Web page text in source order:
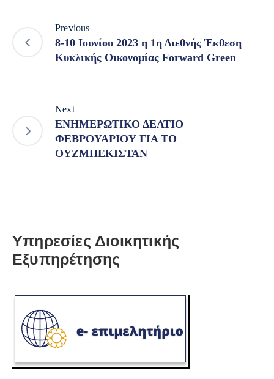
Previous
8-10 Ιουνίου 2023 η 1η Διεθνής Έκθεση
Κυκλικής Οικονομίας Forward Green
Next
ΕΝΗΜΕΡΩΤΙΚΟ ΔΕΛΤΙΟ
ΦΕΒΡΟΥΑΡΙΟΥ ΓΙΑ ΤΟ
ΟΥΖΜΠΕΚΙΣΤΑΝ
Υπηρεσίες Διοικητικής
Εξυπηρέτησης